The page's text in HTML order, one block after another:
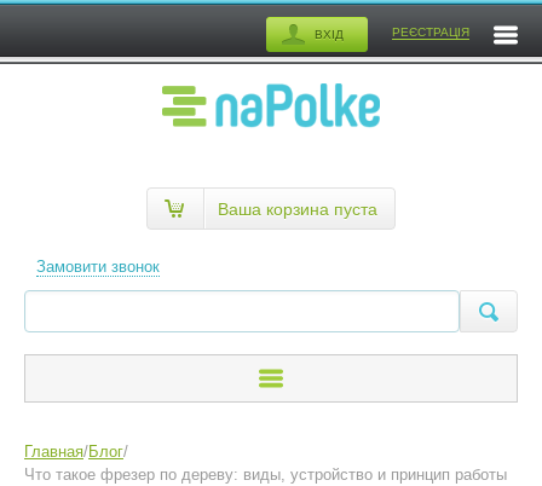
ВХІД РЕЄСТРАЦІЯ
Замовити звонок
Ваша корзина пуста
Главная/Блог/
Что такое фрезер по дереву: виды, устройство и принцип работы